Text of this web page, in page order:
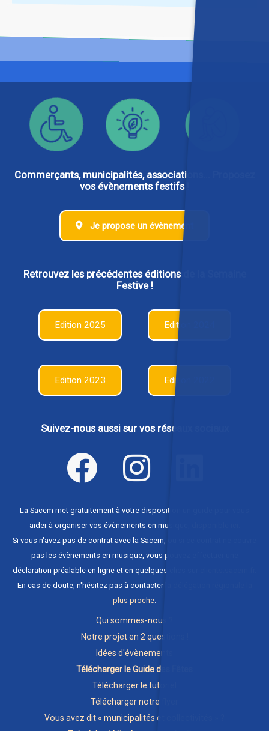
Commerçants, municipalités, associations... Proposez
vos évènements festifs !
Je propose un évènement
Retrouvez les précédentes éditions de la Semaine
Festive !
Edition 2025 Edition 2024
Edition 2023 Edition 2022
Suivez-nous aussi sur vos réseaux sociaux
La Sacem met gratuitement à votre disposition un guide pour vous
aider à organiser vos évènements en musique,
Si vous n'avez pas de contrat avec la Sacem, ou si ce contrat ne couvre
pas les évènements en musique, vous pouvez effectuer une
déclaration préalable en ligne et en quelques clics sur
En cas de doute, n'hésitez pas à contacter
plus proche
Qui sommes-nous ?
Notre projet en 2 questions !
Idées d'évènements
Télécharger le Guide des Fêtes
Télécharger le tutoriel
Télécharger notre flyer
Vous avez dit « municipalités et collectivités » ?